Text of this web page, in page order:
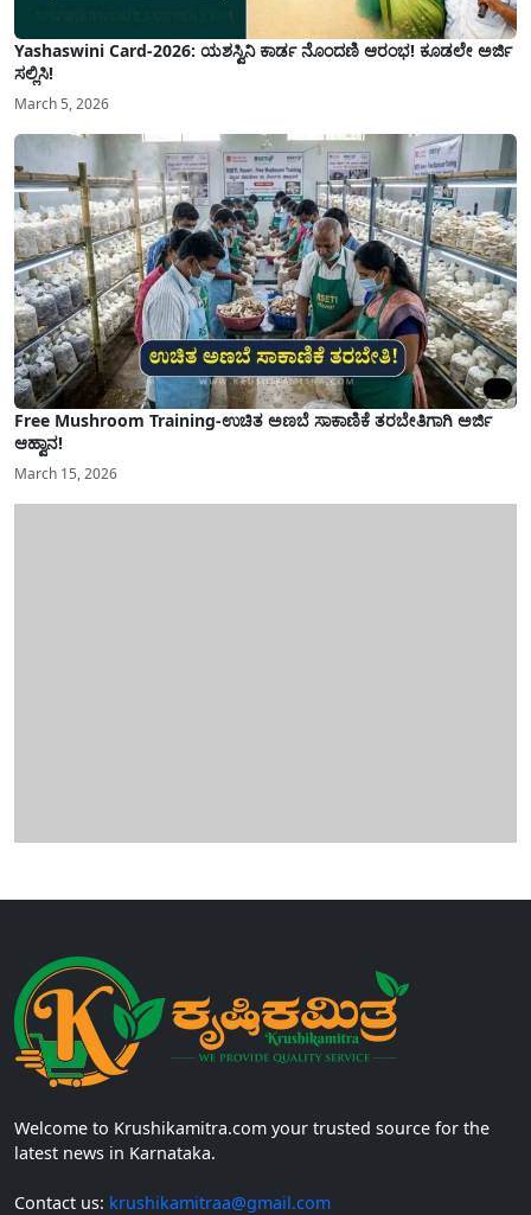
Yashaswini Card-2026: ಯಶಸ್ವಿನಿ ಕಾರ್ಡ ನೊಂದಣಿ ಆರಂಭ! ಕೂಡಲೇ ಅರ್ಜಿ
ಸಲ್ಲಿಸಿ!
March 5, 2026
Free Mushroom Training-ಉಚಿತ ಅಣಬೆ ಸಾಕಾಣಿಕೆ ತರಬೇತಿಗಾಗಿ ಅರ್ಜಿ
ಆಹ್ವಾನ!
March 15, 2026
Welcome to Krushikamitra.com your trusted source for the
latest news in Karnataka.
Contact us: krushikamitraa@gmail.com